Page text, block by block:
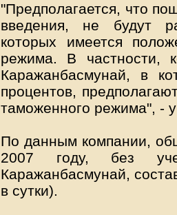
"Предполагается, что
введения, не будут
которых имеется
режима. В частности,
Каражанбасмунай, в
процентов,
таможенного режима", -
По данным компании,
2007 году, без
Каражанбасмунай,
в сутки).